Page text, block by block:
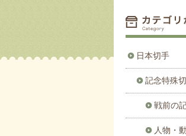
日本切手
記念特殊
戦前の
人物・